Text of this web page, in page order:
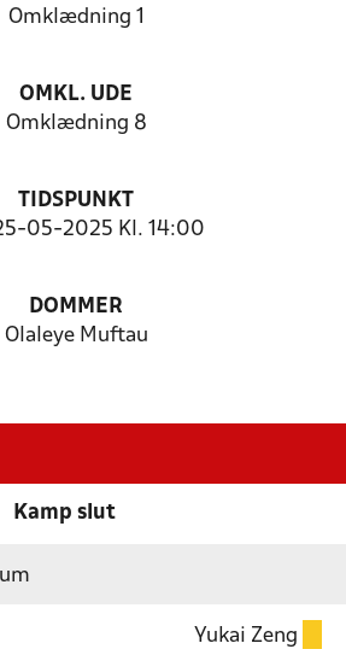
Omklædning 1
OMKL. UDE
Omklædning 8
TIDSPUNKT
05-2025 Kl. 14:00
DOMMER
Olaleye Muftau
Kamp slut
Yukai Zeng